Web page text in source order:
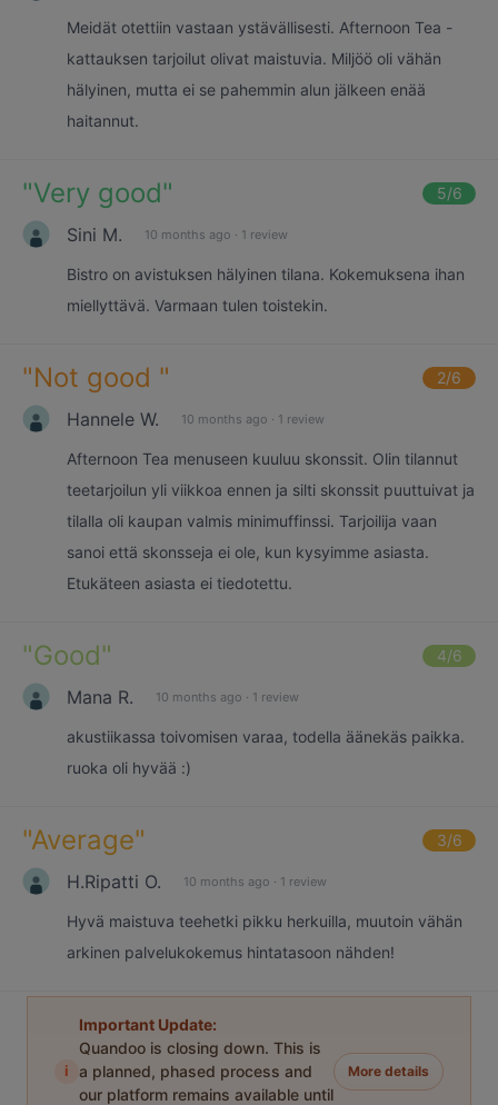
Meidät otettiin vastaan ystävällisesti. Afternoon Tea -
kattauksen tarjoilut olivat maistuvia. Miljöö oli vähän
hälyinen, mutta ei se pahemmin alun jälkeen enää
haitannut.
"Very good" 5/6
Sini M. 10 months ago · 1 review
Bistro on avistuksen hälyinen tilana. Kokemuksena ihan
miellyttävä. Varmaan tulen toistekin.
"Not good " 2/6
Hannele W. 10 months ago · 1 review
Afternoon Tea menuseen kuuluu skonssit. Olin tilannut
teetarjoilun yli viikkoa ennen ja silti skonssit puuttuivat ja
tilalla oli kaupan valmis minimuffinssi. Tarjoilija vaan
sanoi että skonsseja ei ole, kun kysyimme asiasta.
Etukäteen asiasta ei tiedotettu.
"Good" 4/6
Mana R. 10 months ago · 1 review
akustiikassa toivomisen varaa, todella äänekäs paikka.
ruoka oli hyvää :)
"Average" 3/6
H.Ripatti O. 10 months ago · 1 review
Hyvä maistuva teehetki pikku herkuilla, muutoin vähän
arkinen palvelukokemus hintatasoon nähden!
i
Important Update:
Quandoo is closing down. This is
a planned, phased process and
our platform remains available until
More details